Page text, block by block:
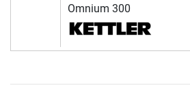
Omnium 300